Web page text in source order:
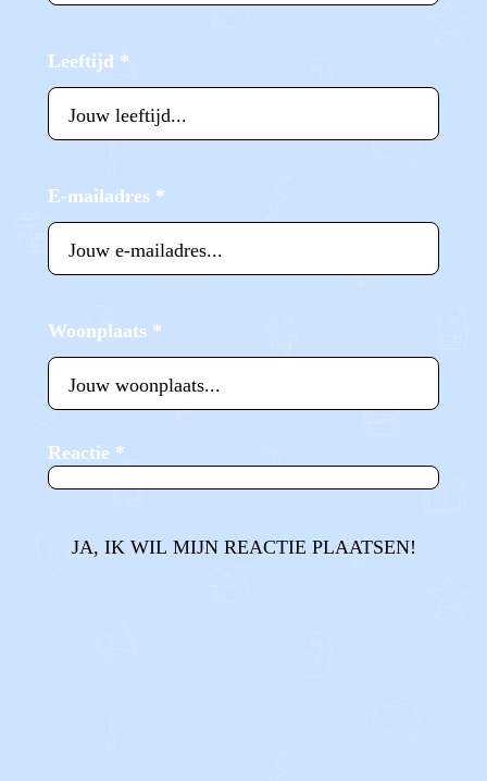
Leeftijd *
E-mailadres *
Woonplaats *
Reactie *
JA, IK WIL MIJN REACTIE PLAATSEN!